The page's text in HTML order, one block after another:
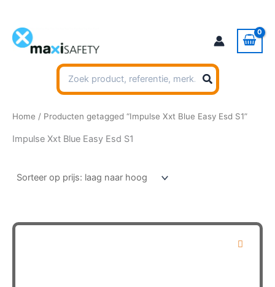
inhoud
Zoeken
naar:
Home / Producten getagged “Impulse Xxt Blue Easy Esd S1”
Impulse Xxt Blue Easy Esd S1